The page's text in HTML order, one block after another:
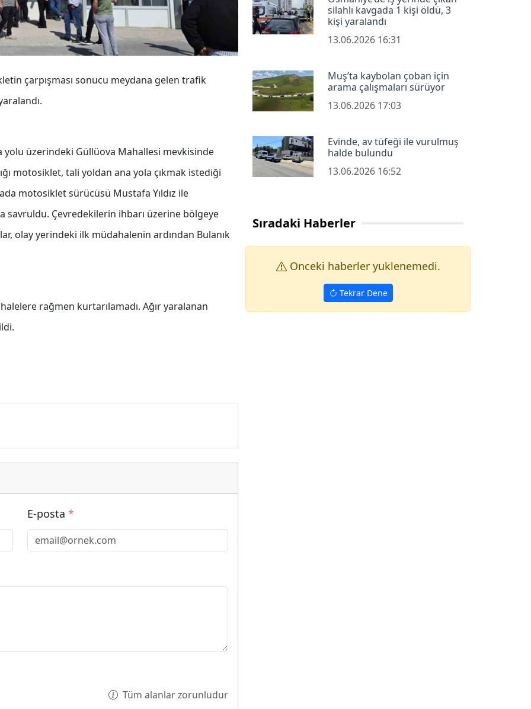
çarpışması sonucu meydana gelen trafik
yolu üzerindeki Güllüova Mahallesi mevkisinde
motosiklet, tali yoldan ana yola çıkmak istediği
motosiklet sürücüsü Mustafa Yıldız ile
Çevredekilerin ihbarı üzerine bölgeye
olay yerindeki ilk müdahalenin ardından Bulanık
rağmen kurtarılamadı. Ağır yaralanan
E-posta *
Tüm alanlar zorunludur
silahlı kavgada 1 kişi öldü, 3
kişi yaralandı
13.06.2026 16:31
Muş’ta kaybolan çoban için
arama çalışmaları sürüyor
13.06.2026 17:03
Evinde, av tüfeği ile vurulmuş
halde bulundu
13.06.2026 16:52
Sıradaki Haberler
Onceki haberler yuklenemedi.
Tekrar Dene